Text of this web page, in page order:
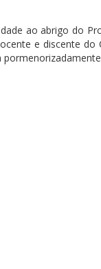
ao abrigo do
e discente